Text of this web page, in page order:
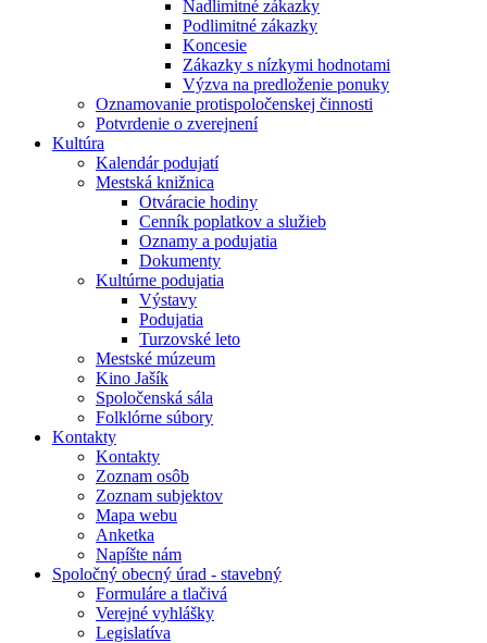
Nadlimitné zákazky
Podlimitné zákazky
Koncesie
Zákazky s nízkymi hodnotami
Výzva na predloženie ponuky
Oznamovanie protispoločenskej činnosti
Potvrdenie o zverejnení
Kultúra
Kalendár podujatí
Mestská knižnica
Otváracie hodiny
Cenník poplatkov a služieb
Oznamy a podujatia
Dokumenty
Kultúrne podujatia
Výstavy
Podujatia
Turzovské leto
Mestské múzeum
Kino Jašík
Spoločenská sála
Folklórne súbory
Kontakty
Kontakty
Zoznam osôb
Zoznam subjektov
Mapa webu
Anketka
Napíšte nám
Spoločný obecný úrad - stavebný
Formuláre a tlačivá
Verejné vyhlášky
Legislatíva